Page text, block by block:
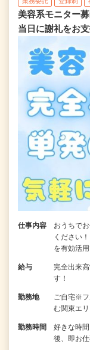
美容系モニター
当日に謝礼をお
仕事内容
おうちで
ください
を有効活
給与
完全出来
す！
勤務地
ご自宅※
む関東エ
勤務時間
好きな時
後、即お